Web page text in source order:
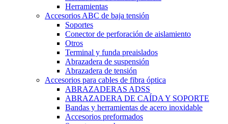
Herramientas
Accesorios ABC de baja tensión
Soportes
Conector de perforación de aislamiento
Otros
Terminal y funda preaislados
Abrazadera de suspensión
Abrazadera de tensión
Accesorios para cables de fibra óptica
ABRAZADERAS ADSS
ABRAZADERA DE CAÍDA Y SOPORTE
Bandas y herramientas de acero inoxidable
Accesorios preformados